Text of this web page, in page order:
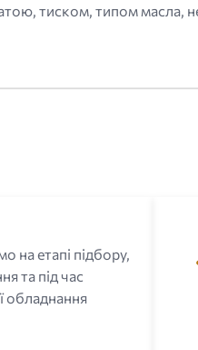
тиском, типом масла,
на етапі підбору,
та під час
обладнання